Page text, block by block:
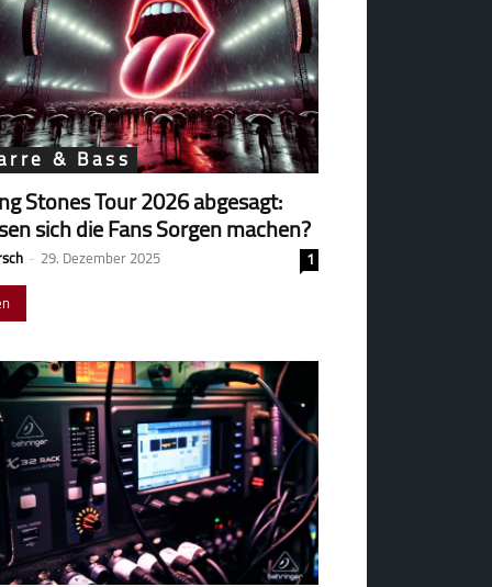
& Bass
Stones Tour 2026 abgesagt:
sich die Fans Sorgen machen?
- 29. Dezember 2025
1